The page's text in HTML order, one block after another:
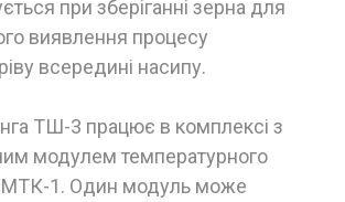
при зберіганні зерна для
виявлення процесу
всередині насипу.
ТШ-3 працює в комплексі з
модулем температурного
МТК-1. Один модуль може